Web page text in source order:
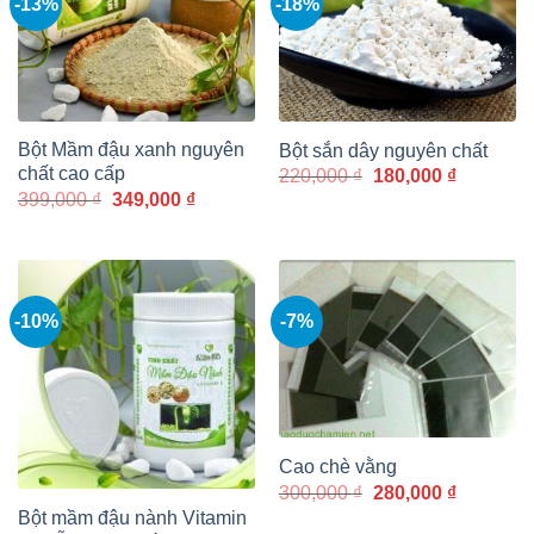
-13%
Bột Mầm đậu xanh nguyên
chất cao cấp
399,000₫ Giá
399,000 ₫.
349,000 ₫Giá
là:
349,000 ₫.
-18%
Bột sắn dây nguyên chất
220,000₫
Giá
180,000 ₫Giá
-10%
Bột mầm đậu nành Vitamin
-7%
Cao chè vằng
300,000₫ Giá
280,000 ₫Giá